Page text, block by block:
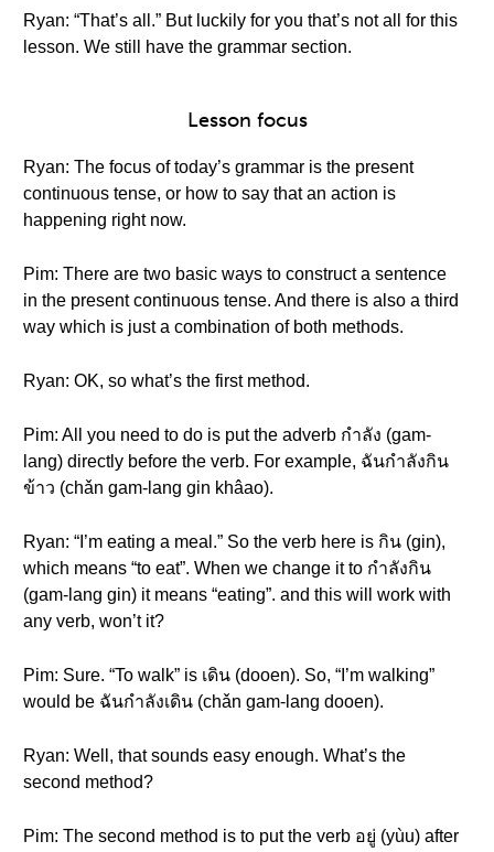
Ryan: “That’s all.” But luckily for you that’s not all for this
lesson. We still have the grammar section.
Lesson focus
Ryan: The focus of today’s grammar is the present
continuous tense, or how to say that an action is
happening right now.
Pim: There are two basic ways to construct a sentence
in the present continuous tense. And there is also a third
way which is just a combination of both methods.
Ryan: OK, so what’s the first method.
Pim: All you need to do is put the adverb กำลัง (gam-
lang) directly before the verb. For example, ฉันกำลังกิน
ข้าว (chǎn gam-lang gin khâao).
Ryan: “I’m eating a meal.” So the verb here is กิน (gin),
which means “to eat”. When we change it to กำลังกิน
(gam-lang gin) it means “eating”. and this will work with
any verb, won’t it?
Pim: Sure. “To walk” is เดิน (dooen). So, “I’m walking”
would be ฉันกำลังเดิน (chǎn gam-lang dooen).
Ryan: Well, that sounds easy enough. What’s the
second method?
Pim: The second method is to put the verb อยู่ (yùu) after